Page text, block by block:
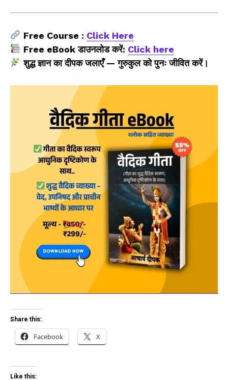
Free Course : Click Here
Free eBook डाउनलोड करें: Click here
शुद्ध ज्ञान का दीपक जलाएँ — गुरुकुल को पुनः जीवित करें।
Share this:
Facebook
X
Like this: